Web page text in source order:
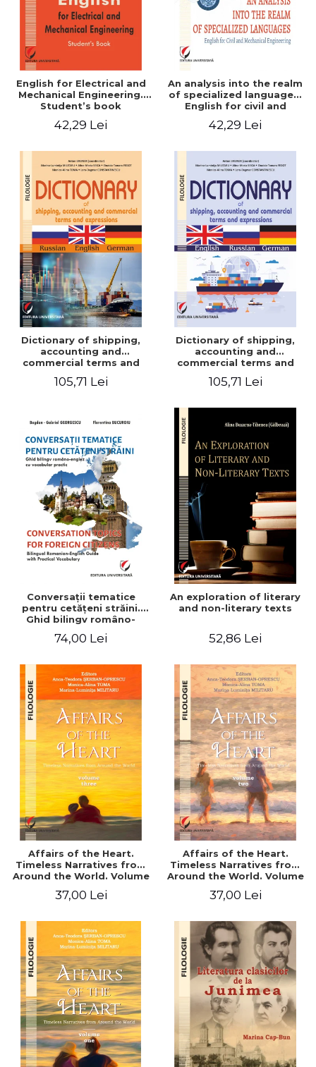
English for Electrical and
Mechanical Engineering.
Student’s book
42,29 Lei
An analysis into the realm
of specialized languages.
English for civil and
42,29 Lei
Dictionary of shipping,
accounting and
commercial terms and
English-German
105,71 Lei
Dictionary of shipping,
accounting and
commercial terms and
Russian – German
105,71 Lei
Conversaţii tematice
pentru cetăţeni străini.
Ghid bilingv româno-
practic/Conversation
Bilingual Romanian-English
guide with practical
vocabulary
74,00 Lei
An exploration of literary
and non-literary texts
52,86 Lei
Affairs of the Heart.
Timeless Narratives from
Around the World. Volume
37,00 Lei
Affairs of the Heart.
Timeless Narratives from
Around the World. Volume
37,00 Lei